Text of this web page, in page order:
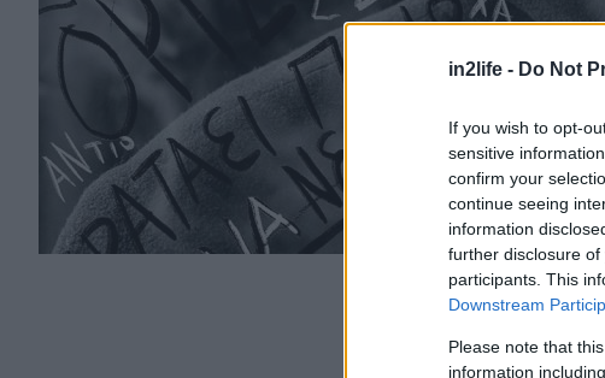
in2life - Do Not
If you wish to opt-
sensitive
confirm your
continue seeing
information
further disclosure of
participants. This
Downstream
Please note that
information